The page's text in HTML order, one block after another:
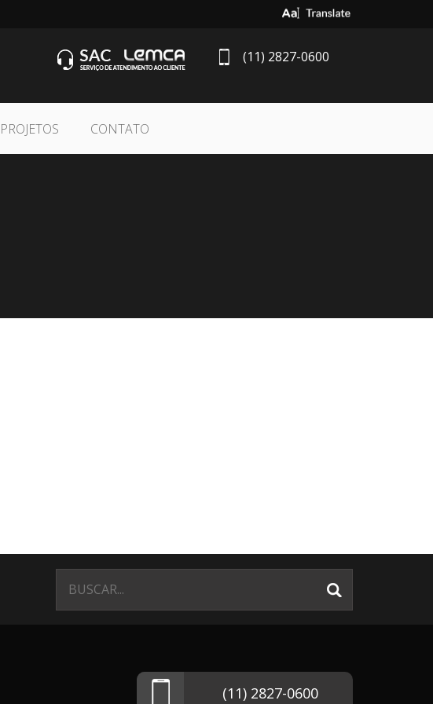
Select Language
(11) 2827-0600
PROJETOS CONTATO
(11) 2827-0600